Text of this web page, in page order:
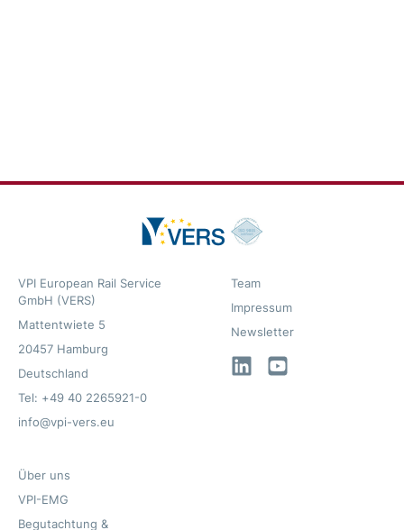
VPI European Rail Service
GmbH (VERS)
Mattentwiete 5
20457 Hamburg
Deutschland
Tel: +49 40 2265921-0
info@vpi-vers.eu
Team
Impressum
Newsletter
LinkedInYouTube
Über uns
VPI-EMG
Begutachtung &